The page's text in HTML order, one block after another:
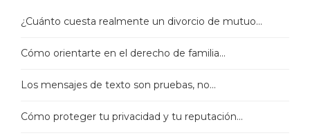
¿Cuánto cuesta realmente un divorcio de mutuo...
Cómo orientarte en el derecho de familia...
Los mensajes de texto son pruebas, no...
Cómo proteger tu privacidad y tu reputación...